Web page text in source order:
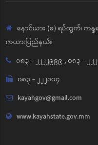
နောင်ယား (ခ) ရပ်ကွက်၊ က
ကယားပြည်နယ်။
၀၈၃ - ၂၂၂၂၉၉၉ ,၀၈၃ - ၂၂
၀၈၃ - ၂၂၂၁၀၄
kayahgov@gmail.com
www.kayahstate.gov.mm